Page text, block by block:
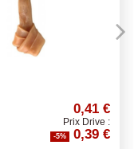
Balle Vinyle Ø 5cm